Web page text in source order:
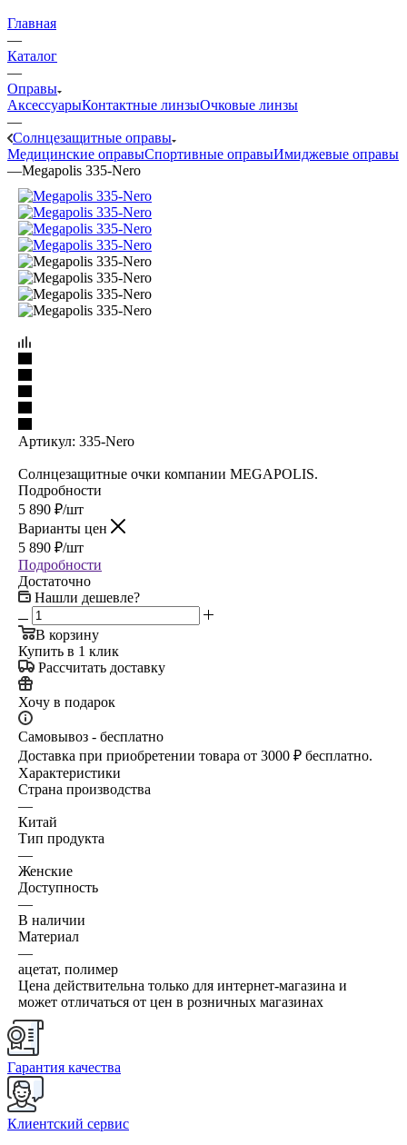
Главная
—
Каталог
—
Оправы
АксессуарыКонтактные линзыОчковые линзы
—
Солнцезащитные оправы
Медицинские оправыСпортивные оправыИмиджевые оправы
—Megapolis 335-Nero
Артикул: 335-Nero
Солнцезащитные очки компании MEGAPOLIS.
Подробности
5 890 ₽/шт
Варианты цен
5 890 ₽/шт
Подробности
Достаточно
Нашли дешевле?
В корзину
Купить в 1 клик
Рассчитать доставку
Хочу в подарок
Самовывоз - бесплатно
Доставка при приобретении товара от 3000 ₽ бесплатно.
Характеристики
Страна производства
—
Китай
Тип продукта
—
Женские
Доступность
—
В наличии
Материал
—
ацетат, полимер
Цена действительна только для интернет-магазина и
может отличаться от цен в розничных магазинах
Гарантия качества
Клиентский сервис